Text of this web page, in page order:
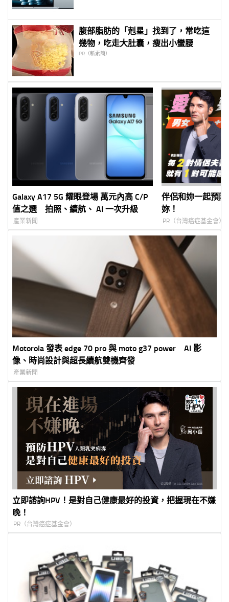
腹部脂肪的「剋星」找到了，常吃這
幾物，吃走大肚囊，瘦出小蠻腰
PR（新素簡）
Galaxy A17 5G 耀眼登場 萬元內高 C/P
值之選 拍照、續航、 AI 一次升級
產業新聞
伴侶和妳一起預
妳！
PR（台灣癌症基金會）
Motorola 發表 edge 70 pro 與 moto g37 power AI 影
像、時尚設計與超長續航雙機齊發
產業新聞
立即諮詢HPV！是對自己健康最好的投資，把握現在不嫌
晚！
PR（台灣癌症基金會）